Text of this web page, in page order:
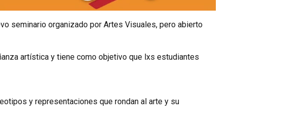
seminario organizado por Artes Visuales, pero abierto
artística y tiene como objetivo que lxs estudiantes
y representaciones que rondan al arte y su